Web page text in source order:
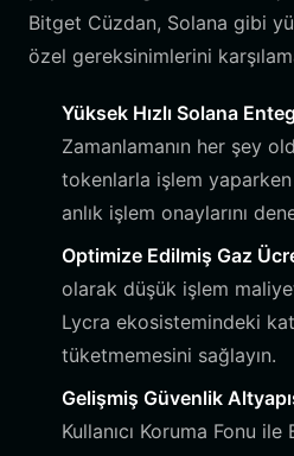
Bitget Cüzdan, Solana gibi
özel gereksinimlerini
Yüksek Hızlı Solana
Zamanlamanın her şey
tokenlarla işlem
anlık işlem onaylarını
Optimize Edilmiş Gaz
olarak düşük işlem
Lycra ekosistemindeki
tüketmemesini sağlayın.
Gelişmiş Güvenlik
Kullanıcı Koruma Fonu